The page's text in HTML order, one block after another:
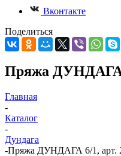
Вконтакте
Поделиться
Пряжа ДУНДАГА
Главная
-
Каталог
-
Дундага
-Пряжа ДУНДАГА 6/1, арт.